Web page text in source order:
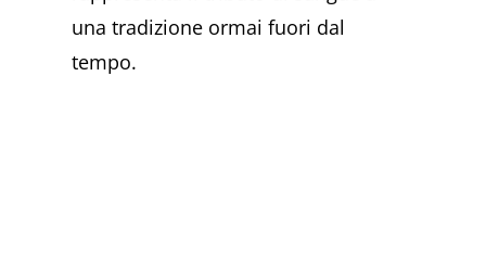
una tradizione ormai fuori dal
tempo.